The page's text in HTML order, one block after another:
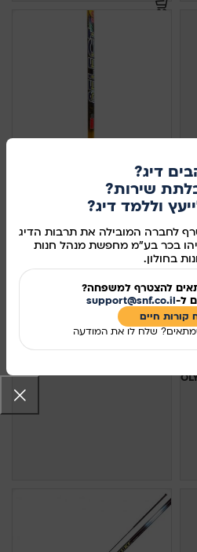
דיג?
שירות?
וללמד דיג?
לחברה המובילה את תרבות הדיג
בכר בע"מ מחפשת מנהל חנות
בחולון.
להצטרף למשפחה?
ל-support@snf.co.il
קורות חיים​
שלח לו את המודעה
TICA SELECT BOLONISE
TICA
506.00₪
–
800.00₪
בחר אפשרויות